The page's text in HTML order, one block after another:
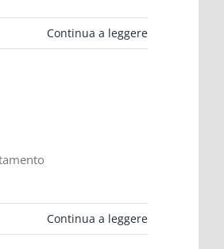
Continua a leggere
Continua a leggere